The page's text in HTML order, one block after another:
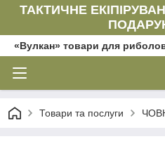
ТАКТИЧНЕ
«Вулкан» товари для
Товари та послуги